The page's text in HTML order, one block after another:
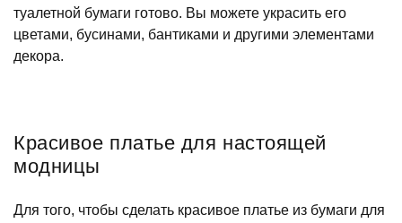
туалетной бумаги готово. Вы можете украсить его
цветами, бусинами, бантиками и другими элементами
декора.
Красивое платье для настоящей
модницы
Для того, чтобы сделать красивое платье из бумаги для